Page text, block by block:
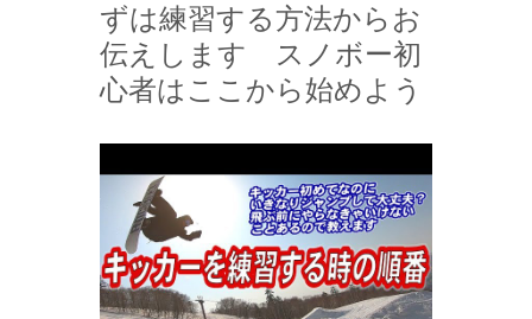
ずは練習する方法からお
伝えします スノボー初
心者はここから始めよう